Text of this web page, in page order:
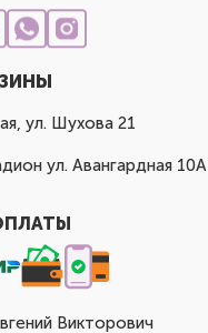
ул. Шухова 21
ул. Авангардная 10А
Викторович